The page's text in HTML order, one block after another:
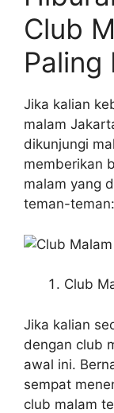
Club
Paling
Jika kalian
malam
dikunjungi
memberikan
malam yang
teman-teman:
Club
Jika kalian
dengan club
awal ini.
sempat
club malam